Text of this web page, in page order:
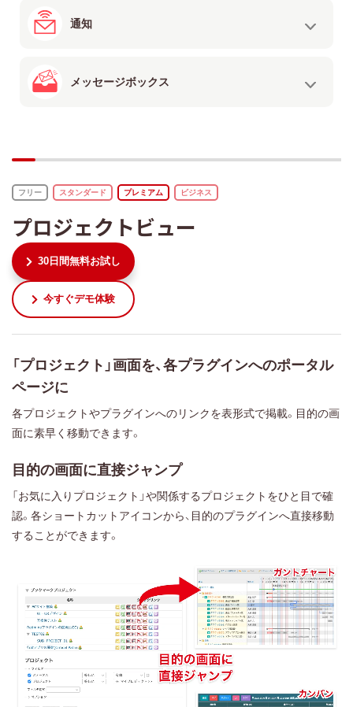
通知
メッセージボックス
フリー スタンダード プレミアム ビジネス
プロジェクトビュー
30日間無料お試し
今すぐデモ体験
「プロジェクト」画面を、各プラグインへのポータル
ページに
各プロジェクトやプラグインへのリンクを表形式で掲載。目的の画
面に素早く移動できます。
目的の画面に直接ジャンプ
「お気に入りプロジェクト」や関係するプロジェクトをひと目で確
認。各ショートカットアイコンから、目的のプラグインへ直接移動
することができます。